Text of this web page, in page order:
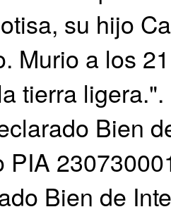
su hijo
Murio a los
tierra ligera.".
Bien
PIA
Bien de